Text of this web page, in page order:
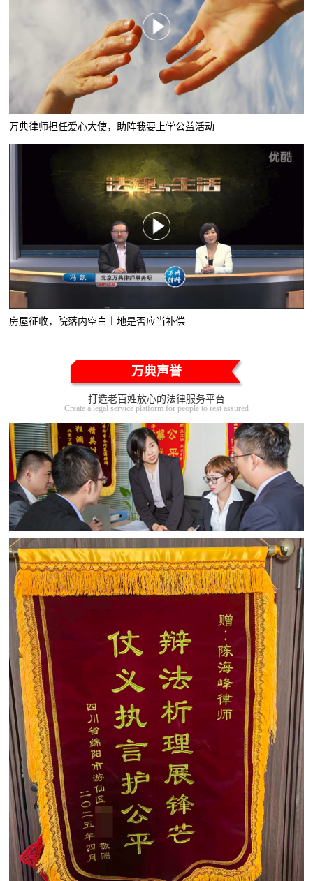
万典律师担任爱心大使，助阵我要上学公益活动
房屋征收，院落内空白土地是否应当补偿
万典声誉
打造老百姓放心的法律服务平台
Create a legal service platform for people to rest assured